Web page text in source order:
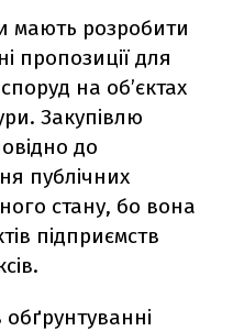
мають розробити
пропозиції для
на об’єктах
Закупівлю
до
публічних
стану, бо вона
підприємств